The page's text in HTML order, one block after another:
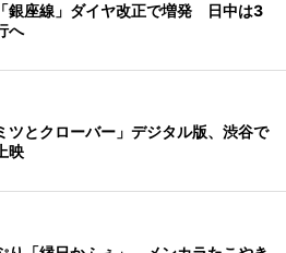
銀座線」ダイヤ改正で増発 日中は3
へ
ツとクローバー」デジタル版、渋谷で
映